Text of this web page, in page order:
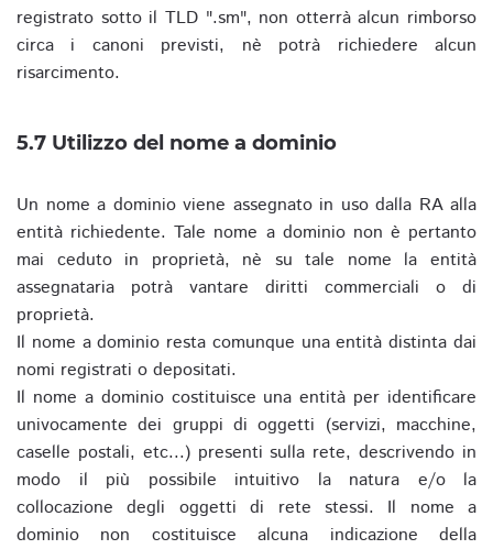
registrato sotto il TLD ".sm", non otterrà alcun rimborso
circa i canoni previsti, nè potrà richiedere alcun
risarcimento.
5.7 Utilizzo del nome a dominio
Un nome a dominio viene assegnato in uso dalla RA alla
entità richiedente. Tale nome a dominio non è pertanto
mai ceduto in proprietà, nè su tale nome la entità
assegnataria potrà vantare diritti commerciali o di
proprietà.
Il nome a dominio resta comunque una entità distinta dai
nomi registrati o depositati.
Il nome a dominio costituisce una entità per identificare
univocamente dei gruppi di oggetti (servizi, macchine,
caselle postali, etc...) presenti sulla rete, descrivendo in
modo il più possibile intuitivo la natura e/o la
collocazione degli oggetti di rete stessi. Il nome a
dominio non costituisce alcuna indicazione della